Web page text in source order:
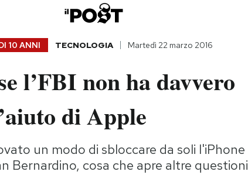
10 ANNI TECNOLOGIA Martedì 22 marzo 2016
l’FBI non ha davvero
di Apple
un modo di sbloccare da soli l'iPhone
Bernardino, cosa che apre altre questioni